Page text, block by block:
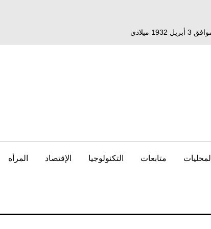
المحليات متابعات التكنولوجيا الإقتصاد المرأه